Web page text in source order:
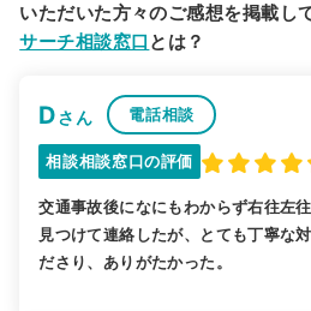
いただいた方々のご感想を掲載し
サーチ相談窓口 とは？
Dさん 電話相談
相談相談窓口の評価
交通事故後になにもわからず右往左
見つけて連絡したが、とても丁寧な
ださり、ありがたかった。